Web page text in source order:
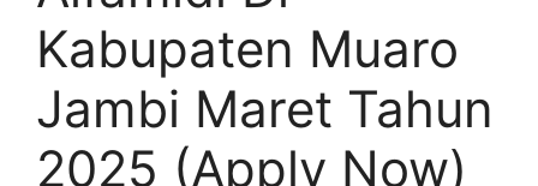
Kabupaten Muaro
Jambi Maret Tahun
2025 (Apply Now)